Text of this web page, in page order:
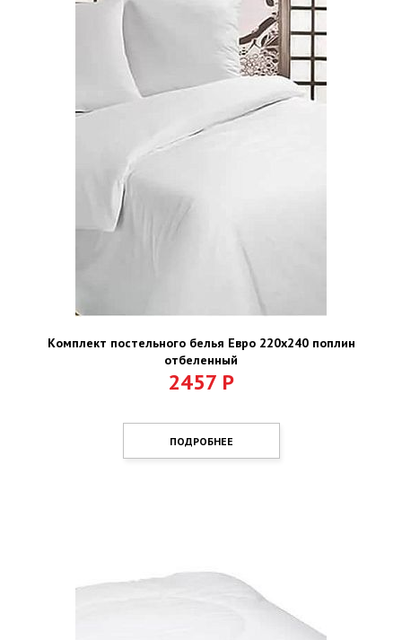
Комплект постельного белья Евро 220х240 поплин
отбеленный
2457 Р
ПОДРОБНЕЕ